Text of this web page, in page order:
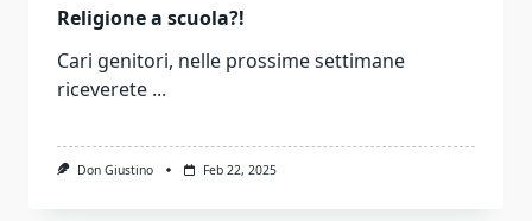
Religione a scuola?!
Cari genitori, nelle prossime settimane
riceverete ...
Don Giustino Feb 22, 2025